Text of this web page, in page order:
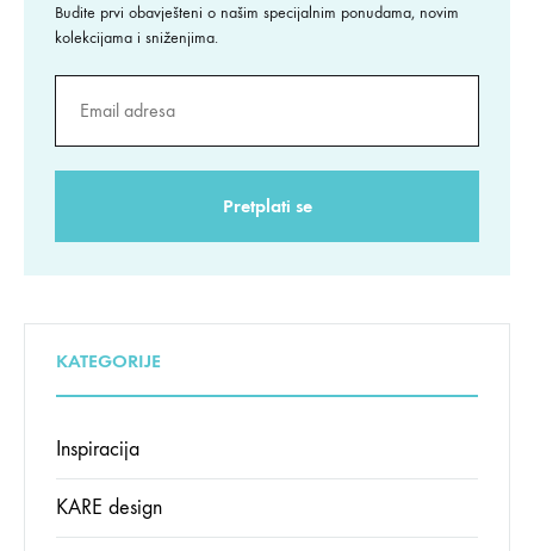
Budite prvi obavješteni o našim specijalnim ponudama, novim
kolekcijama i sniženjima.
KATEGORIJE
Inspiracija
KARE design